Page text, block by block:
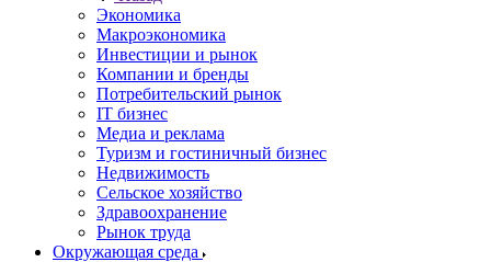
Экономика
Макроэкономика
Инвестиции и рынок
Компании и бренды
Потребительский рынок
IT бизнес
Медиа и реклама
Туризм и гостиничный бизнес
Недвижимость
Сельское хозяйство
Здравоохранение
Рынок труда
Окружающая среда